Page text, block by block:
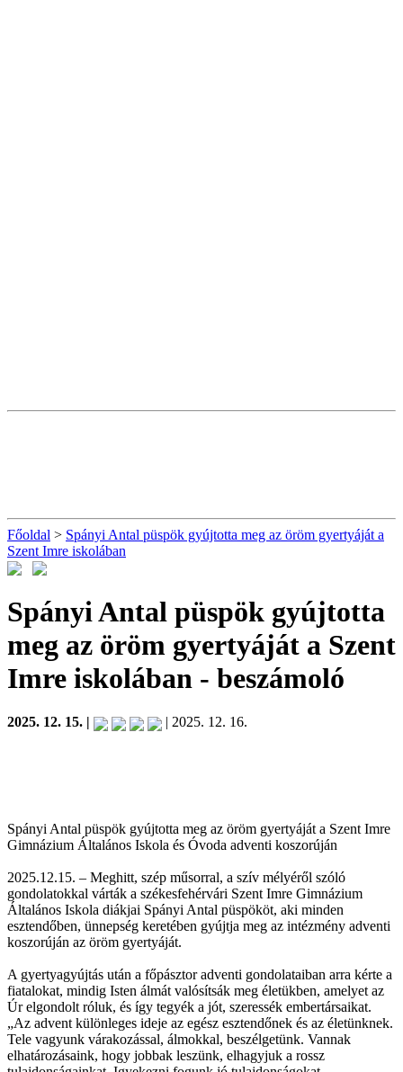
Főoldal > Spányi Antal püspök gyújtotta meg az öröm gyertyáját a
Szent Imre iskolában
Spányi Antal püspök gyújtotta
meg az öröm gyertyáját a Szent
Imre iskolában - beszámoló
2025. 12. 15. | | 2025. 12. 16.
Spányi Antal püspök gyújtotta meg az öröm gyertyáját a Szent Imre
Gimnázium Általános Iskola és Óvoda adventi koszorúján
2025.12.15. – Meghitt, szép műsorral, a szív mélyéről szóló
gondolatokkal várták a székesfehérvári Szent Imre Gimnázium
Általános Iskola diákjai Spányi Antal püspököt, aki minden
esztendőben, ünnepség keretében gyújtja meg az intézmény adventi
koszorúján az öröm gyertyáját.
A gyertyagyújtás után a főpásztor adventi gondolataiban arra kérte a
fiatalokat, mindig Isten álmát valósítsák meg életükben, amelyet az
Úr elgondolt róluk, és így tegyék a jót, szeressék embertársaikat.
„Az advent különleges ideje az egész esztendőnek és az életünknek.
Tele vagyunk várakozással, álmokkal, beszélgetünk. Vannak
elhatározásaink, hogy jobbak leszünk, elhagyjuk a rossz